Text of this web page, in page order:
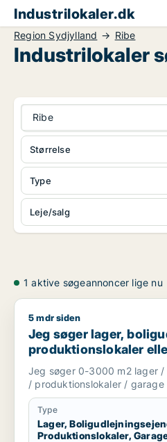
Industrilokaler.dk
Region Sydjylland Ribe
Industrilokaler
Ribe
Type
Leje/salg
Størrelse
1 aktive søgeannoncer lige nu
Jeg søger lager,
5 mdr siden
Jeg søger lager,
produktionslokaler
Ribe
Jeg søger 0-3000 m2 lager /
/ produktionslokaler / garage
Type
Lager,
Produktionslokaler,